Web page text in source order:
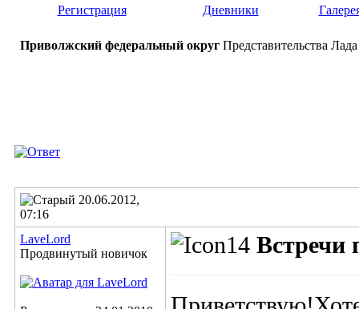
Регистрация Дневники
Приволжский федеральный округ Представительства
20.06.2012,
07:16
LaveLord
Продвинутый новичок
Встречи